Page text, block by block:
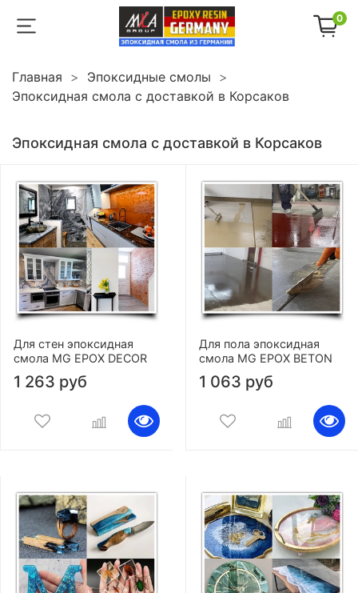
0
Главная
Эпоксидные смолы
Эпоксидная смола с доставкой в Корсаков
Эпоксидная смола с доставкой в Корсаков
Для стен эпоксидная
смола MG EPOX DECOR
1 263 руб
Для пола эпоксидная
смола MG EPOX BETON
1 063 руб